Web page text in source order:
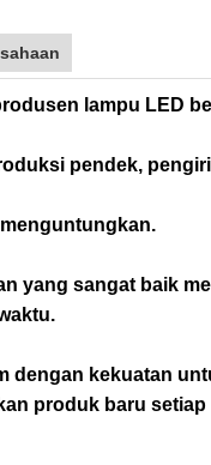
lampu LED
pendek,
yang sangat baik
dengan kekuatan
produk baru setiap